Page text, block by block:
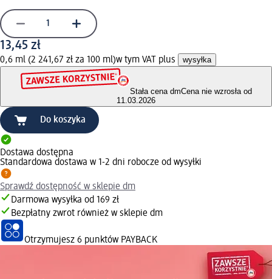
13,45 zł
0,6 ml (2 241,67 zł za 100 ml)w tym VAT plus wysyłka
Stała cena dmCena nie wzrosła od
11.03.2026
Do koszyka
Dostawa dostępna
Standardowa dostawa w 1-2 dni robocze od wysyłki
Sprawdź dostępność w sklepie dm
Darmowa wysyłka od 169 zł
Bezpłatny zwrot również w sklepie dm
Otrzymujesz 6 punktów PAYBACK